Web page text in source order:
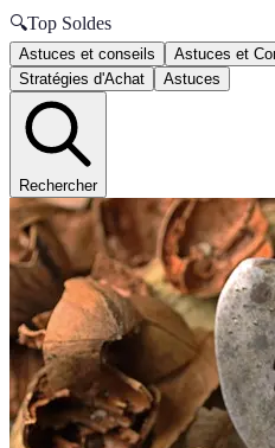
🔍Top Soldes
Astuces et conseils Astuces et
Stratégies d'Achat
Astuces
Rechercher